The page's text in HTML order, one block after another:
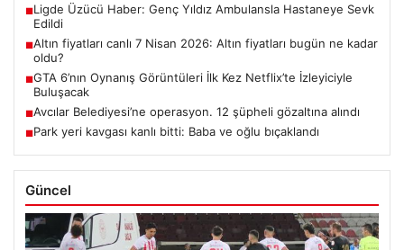
■Ligde Üzücü Haber: Genç Yıldız Ambulansla Hastaneye Sevk
Edildi
■Altın fiyatları canlı 7 Nisan 2026: Altın fiyatları bugün ne kadar
oldu?
■GTA 6’nın Oynanış Görüntüleri İlk Kez Netflix’te İzleyiciyle
Buluşacak
■Avcılar Belediyesi’ne operasyon. 12 şüpheli gözaltına alındı
■Park yeri kavgası kanlı bitti: Baba ve oğlu bıçaklandı
Güncel